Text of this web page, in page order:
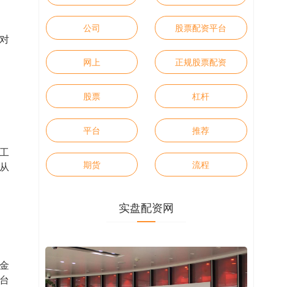
公司 股票配资平台
网上 正规股票配资
股票 杠杆
平台 推荐
期货 流程
实盘配资网